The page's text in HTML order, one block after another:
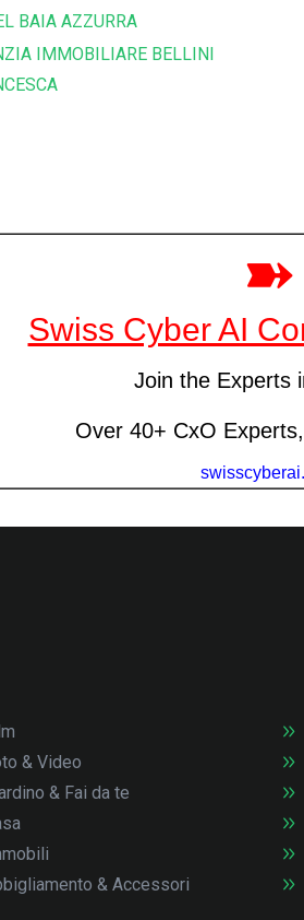
BAIA AZZURRA
IMMOBILIARE BELLINI
& Video
& Fai da te
& Accessori